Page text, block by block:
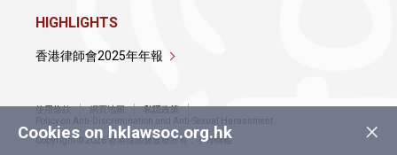
×
Cookies on hklawsoc.org.hk
HIGHLIGHTS
香港律師會2025年年報
使用條款 網頁地圖
私隱政策
Policy on Anti-Discrimination and Anti-Sexual Harassment
Copyright © 2026 香港律師會版權所有，不得轉載